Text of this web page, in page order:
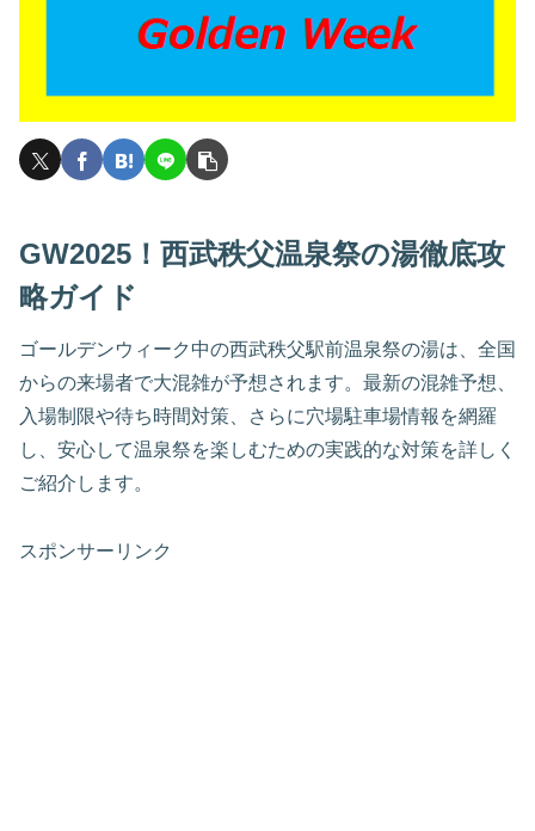
GW2025！西武秩父温泉祭の湯徹底攻
略ガイド
ゴールデンウィーク中の西武秩父駅前温泉祭の湯は、全国
からの来場者で大混雑が予想されます。最新の混雑予想、
入場制限や待ち時間対策、さらに穴場駐車場情報を網羅
し、安心して温泉祭を楽しむための実践的な対策を詳しく
ご紹介します。
スポンサーリンク